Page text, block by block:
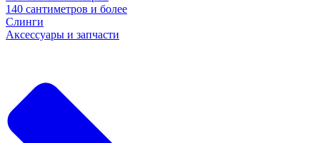
140 сантиметров и более
Слинги
Аксессуары и запчасти